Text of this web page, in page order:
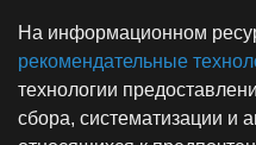
На информационном
рекомендательные
технологии
сбора, систематизации и